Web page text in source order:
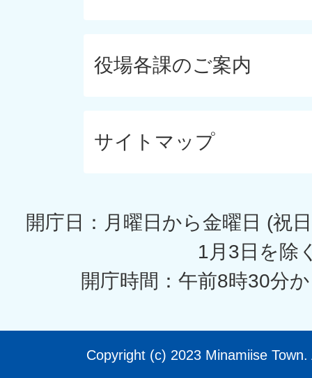
役場各課のご案内
サイトマップ
開庁日：月曜日から金曜日 (祝
1月3日を除
開庁時間：午前8時30分
Copyright (c) 2023 Minamiise